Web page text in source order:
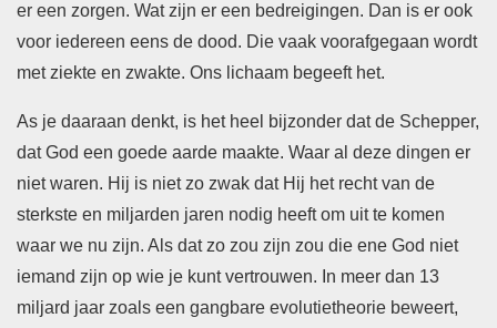
er een zorgen. Wat zijn er een bedreigingen. Dan is er ook
voor iedereen eens de dood. Die vaak voorafgegaan wordt
met ziekte en zwakte. Ons lichaam begeeft het.
As je daaraan denkt, is het heel bijzonder dat de Schepper,
dat God een goede aarde maakte. Waar al deze dingen er
niet waren. Hij is niet zo zwak dat Hij het recht van de
sterkste en miljarden jaren nodig heeft om uit te komen
waar we nu zijn. Als dat zo zou zijn zou die ene God niet
iemand zijn op wie je kunt vertrouwen. In meer dan 13
miljard jaar zoals een gangbare evolutietheorie beweert,